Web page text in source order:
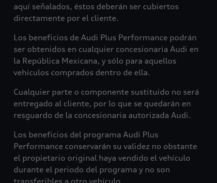
aquí señalados, éstos deberán ser cubiertos
directamente por el cliente.
Los beneficios de Audi Plus Performance podrán
ser obtenidos en cualquier concesionaria Audi en
la República Mexicana, y sólo para aquellos
vehículos comprados dentro de ella.
Cualquier parte o componente sustituido no será
entregado al cliente, por lo que se quedarán en
resguardo de la concesionaria autorizada Audi.
Los beneficios del programa Audi Plus
Performance conservarán su validez no obstante
el propietario original haya vendido el vehículo
durante el periodo del programa y no son
transferibles a otro vehículo.